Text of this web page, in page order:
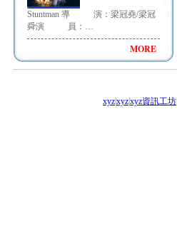
Stuntman 導 演：梁冠堯/梁冠
舜演 員：…
MORE
xyzxyzxyz資訊工坊